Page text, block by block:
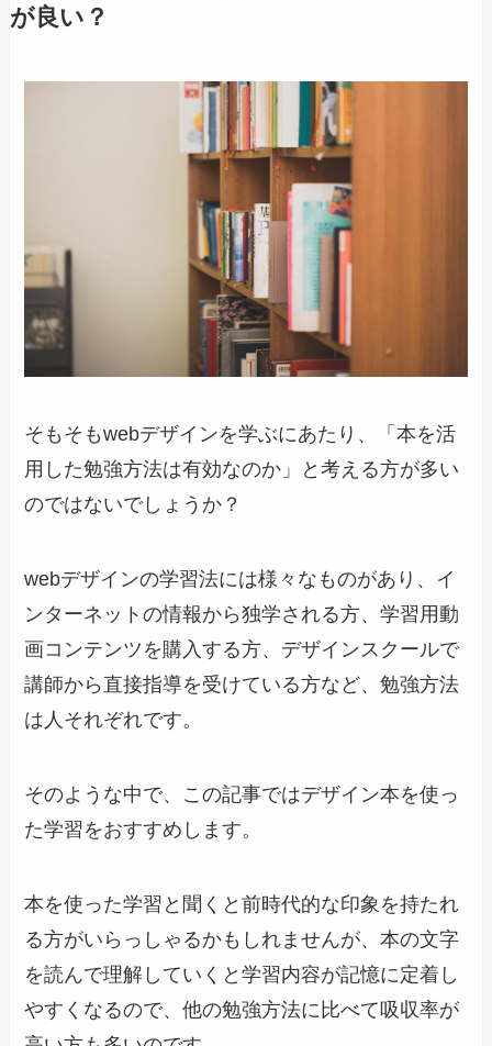
が良い？
そもそもwebデザインを学ぶにあたり、「本を活
用した勉強方法は有効なのか」と考える方が多い
のではないでしょうか？
webデザインの学習法には様々なものがあり、イ
ンターネットの情報から独学される方、学習用動
画コンテンツを購入する方、デザインスクールで
講師から直接指導を受けている方など、勉強方法
は人それぞれです。
そのような中で、この記事ではデザイン本を使っ
た学習をおすすめします。
本を使った学習と聞くと前時代的な印象を持たれ
る方がいらっしゃるかもしれませんが、本の文字
を読んで理解していくと学習内容が記憶に定着し
やすくなるので、他の勉強方法に比べて吸収率が